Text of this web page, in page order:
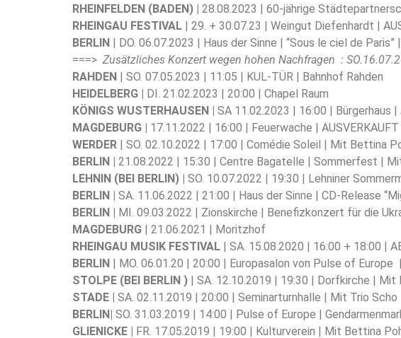
RHEINFELDEN (BADEN) | 28.08.2023 | 60-jährige
RHEINGAU FESTIVAL
| 29. + 30.07.23 | Weingut Diefenhardt |
BERLIN
| DO. 06.07.2023 | Haus der Sinne | “Sous le ciel de Paris”
===> Zusätzliches Konzert wegen hohen Nachfragen :
RAHDEN
| SO. 07.05.2023 | 11:05 | KUL-TÜR | Bahnhof Rahden
HEIDELBERG |
DI. 21.02.2023 | 20:00 | Chapel Raum
KÖNIGS WUSTERHAUSEN | SA 11.02.2023 | 16:00 | Bürgerhaus |
MAGDEBURG | 17.11.2022 | 16:00 | Feuerwache | AUSVERKAUFT
WERDER
| SO. 02.10.2022 | 17:00 | Comédie Soleil | Mit Bettina
BERLIN | 21.08.2022 | 15:30 | Centre Bagatelle | Sommerfest |
LEHNIN (BEI BERLIN) | SO. 10.07.2022 | 19:30 | Lehniner
BERLIN | SA. 11.06.2022 | 21:00 | Haus der Sinne | CD-Release
BERLIN |
MI. 09.03.2022 | Zionskirche | Benefizkonzert für die
MAGDEBURG
| 21.06.2021 | Moritzhof
RHEINGAU MUSIK FESTIVAL | SA. 15.08.2020 | 16:00 + 18:00 |
BERLIN
| MO. 06.01.20 | 20:00 | Europasalon von Pulse of Europe
STOLPE (BEI BERLIN ) | SA. 12.10.2019 | 19:30 | Dorfkirche | Mit
STADE | SA. 02.11.2019 | 20:00 | Seminarturnhalle | Mit Trio Scho
BERLIN| SO. 31.03.2019 | 14:00 | Pulse of Europe |
GLIENICKE |
FR. 17.05.2019 | 19:00 | Kulturverein | Mit Bettina